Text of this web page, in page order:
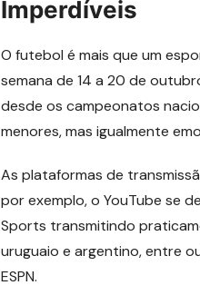
Imperdíveis
O futebol é mais que um
semana de 14 a 20 de
desde os campeonatos
menores, mas igualmente
As plataformas de
por exemplo, o YouTube se
Sports transmitindo
uruguaio e argentino, entre
ESPN.